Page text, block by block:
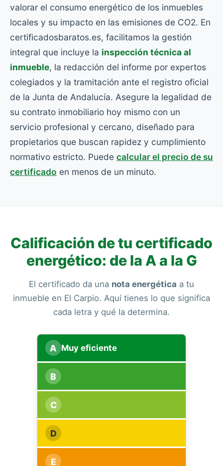
valorar el consumo energético de los inmuebles
locales y su impacto en las emisiones de CO2. En
certificadosbaratos.es, facilitamos la gestión
integral que incluye la inspección técnica al
inmueble, la redacción del informe por expertos
colegiados y la tramitación ante el registro oficial
de la Junta de Andalucía. Asegure la legalidad de
su contrato inmobiliario hoy mismo con un
servicio profesional y cercano, diseñado para
propietarios que buscan rapidez y cumplimiento
normativo estricto. Puede calcular el precio de su
certificado en menos de un minuto.
Calificación de tu certificado
energético: de la A a la G
El certificado da una nota energética a tu
inmueble en El Carpio. Aquí tienes lo que significa
cada letra y qué la determina.
A Muy eficiente
B
C
D
E